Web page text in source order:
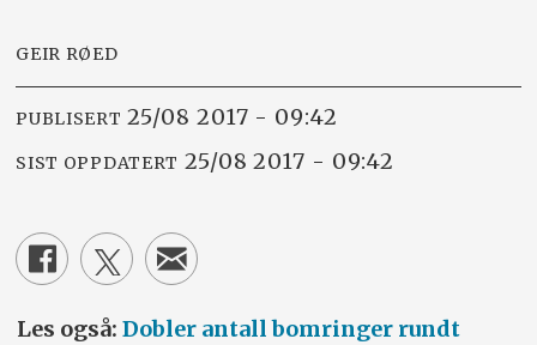
GEIR RØED
PUBLISERT 25/08 2017 - 09:42
SIST OPPDATERT 25/08 2017 - 09:42
Les også: Dobler antall bomringer rundt